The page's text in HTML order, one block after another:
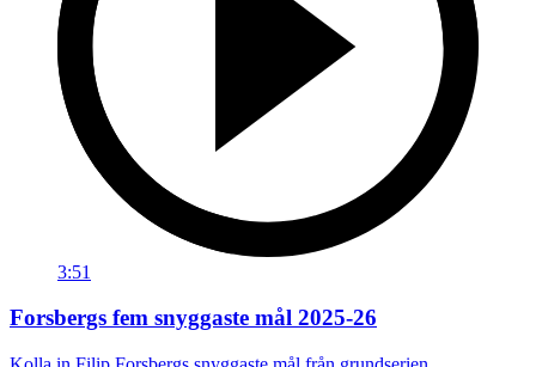
3:51
Forsbergs fem snyggaste mål 2025-26